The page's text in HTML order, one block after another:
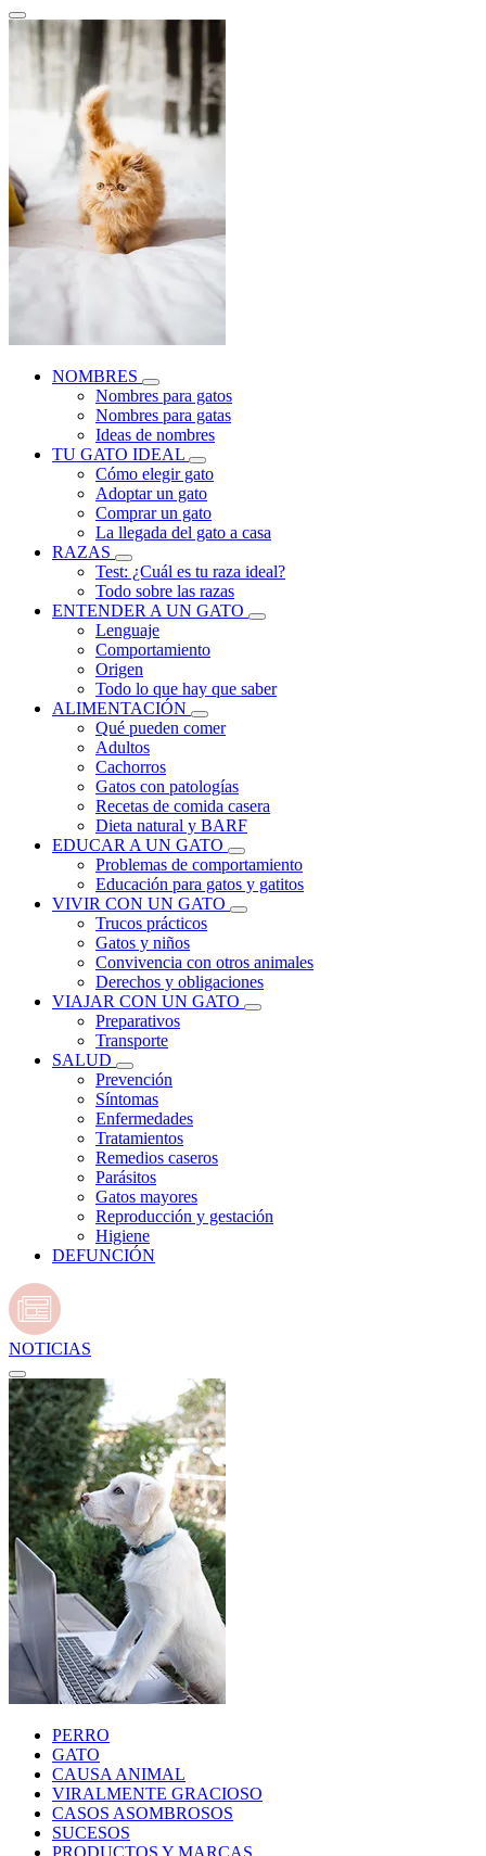
NOMBRES
Nombres para gatos
Nombres para gatas
Ideas de nombres
TU GATO IDEAL
Cómo elegir gato
Adoptar un gato
Comprar un gato
La llegada del gato a casa
RAZAS
Test: ¿Cuál es tu raza ideal?
Todo sobre las razas
ENTENDER A UN GATO
Lenguaje
Comportamiento
Origen
Todo lo que hay que saber
ALIMENTACIÓN
Qué pueden comer
Adultos
Cachorros
Gatos con patologías
Recetas de comida casera
Dieta natural y BARF
EDUCAR A UN GATO
Problemas de comportamiento
Educación para gatos y gatitos
VIVIR CON UN GATO
Trucos prácticos
Gatos y niños
Convivencia con otros animales
Derechos y obligaciones
VIAJAR CON UN GATO
Preparativos
Transporte
SALUD
Prevención
Síntomas
Enfermedades
Tratamientos
Remedios caseros
Parásitos
Gatos mayores
Reproducción y gestación
Higiene
DEFUNCIÓN
NOTICIAS
PERRO
GATO
CAUSA ANIMAL
VIRALMENTE GRACIOSO
CASOS ASOMBROSOS
SUCESOS
PRODUCTOS Y MARCAS